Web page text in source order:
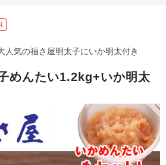
人気の福さ屋明太子にいか明太付き
めんたい1.2kg+いか明太